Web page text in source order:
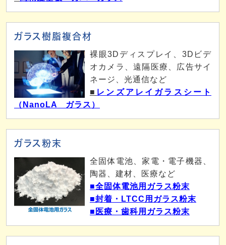
ガラス樹脂複合材
裸眼3Dディスプレイ、3Dビデ
オカメラ、遠隔医療、広告サイ
ネージ、光通信など
■ レンズアレイガラスシート
（NanoLA ガラス）
ガラス粉末
全固体電池、家電・電子機器、
陶器、建材、医療など
■全固体電池用ガラス粉末
■封着・LTCC用ガラス粉末
■医療・歯科用ガラス粉末